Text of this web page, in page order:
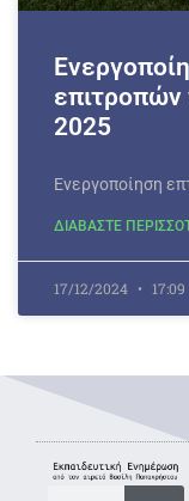
επιτροπών
2025
Ενεργοποίηση
ΔΙΑΒΑΣΤΕ
17/12/2024 17:09